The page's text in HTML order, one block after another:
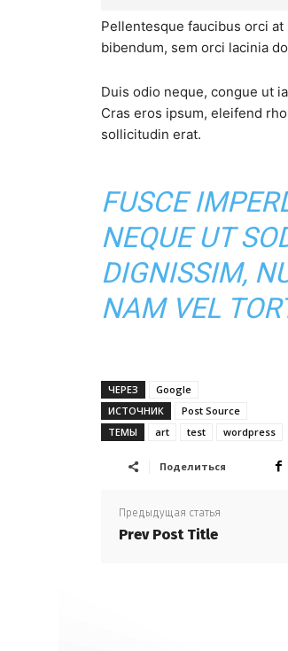
Pellentesque faucibus orci
bibendum, sem orci lacinia
Duis odio neque, congue ut
Cras eros ipsum, eleifend
sollicitudin erat.
FUSCE
NEQUE UT
DIGNISSIM,
NAM VEL
ЧЕРЕЗ
Google
ИСТОЧНИК
Post Source
ТЕМЫ
art test wordpress
Поделиться
Предыдущая статья
Prev Post Title